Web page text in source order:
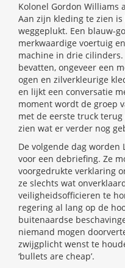
Kolonel Gordon Williams
Aan zijn kleding te zien
weggeplukt. Een blauw-
merkwaardige voertuig
machine in drie
bevatten, ongeveer een
ogen en zilverkleurige
en lijkt een conversatie
moment wordt de groep
met de eerste truck
zien wat er verder nog
De volgende dag
voor een debriefing. Ze
voorgedrukte verklaring
ze slechts wat
veiligheidsofficieren te
regering al lang op de
buitenaardse
niemand mogen
zwijgplicht wenst te
‘bullets are cheap’.